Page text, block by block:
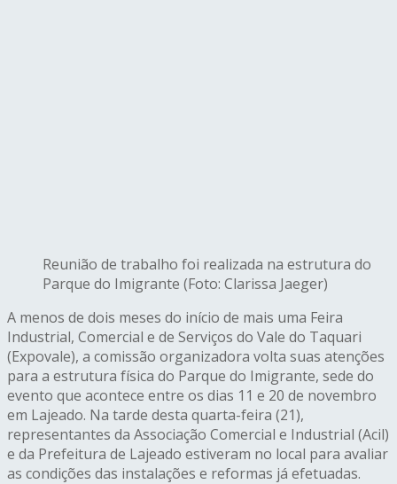
Reunião de trabalho foi realizada na estrutura do
Parque do Imigrante (Foto: Clarissa Jaeger)
A menos de dois meses do início de mais uma Feira
Industrial, Comercial e de Serviços do Vale do Taquari
(Expovale), a comissão organizadora volta suas atenções
para a estrutura física do Parque do Imigrante, sede do
evento que acontece entre os dias 11 e 20 de novembro
em Lajeado. Na tarde desta quarta-feira (21),
representantes da Associação Comercial e Industrial (Acil)
e da Prefeitura de Lajeado estiveram no local para avaliar
as condições das instalações e reformas já efetuadas.